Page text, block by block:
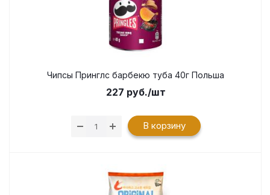
Чипсы Принглс барбекю туба 40г Польша
227 руб./шт
В корзину